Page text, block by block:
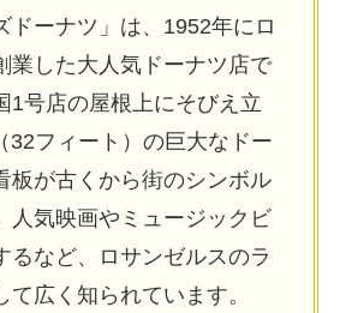
ドーナツ」は、1952年にロ
業した大人気ドーナツ店で
1号店の屋根上にそびえ立
32フィート）の巨大なドー
板が古くから街のシンボル
人気映画やミュージックビ
るなど、ロサンゼルスのラ
て広く知られています。